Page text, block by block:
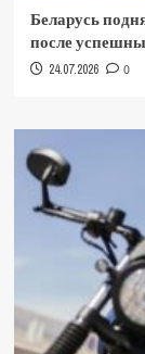
Беларусь
после
24.07.2026 0